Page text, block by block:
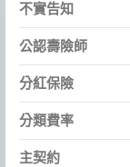
不實告知
公認壽險師
分紅保險
分類費率
主契約